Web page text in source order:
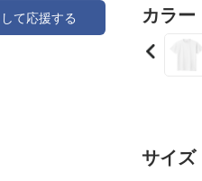
て応援する カラー
サイズ